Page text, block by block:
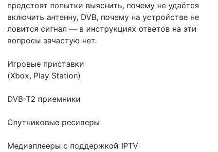
предстоят попытки выяснить, почему не удаётся
включить антенну, DVB, почему на устройстве не
ловится сигнал — в инструкциях ответов на эти
вопросы зачастую нет.
Игровые приставки
(Xbox, Play Station)
DVB-T2 приемники
Спутниковые ресиверы
Медиаплееры с поддержкой IPTV